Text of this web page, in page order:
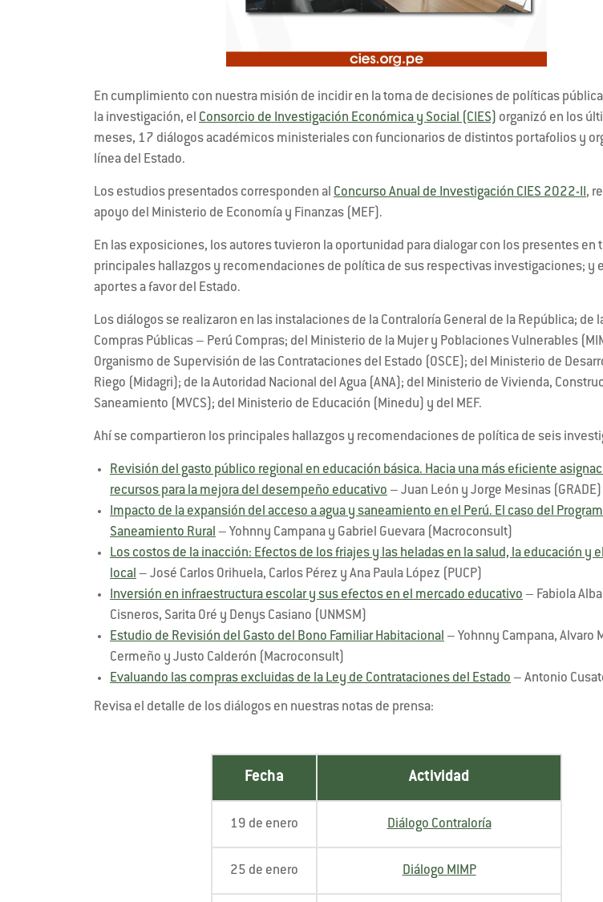
En cumplimiento con nuestra misión de incidir en la toma de decisiones de políticas
la investigación, el Consorcio de Investigación Económica y Social (CIES)
organizó en los
meses, 17 diálogos académicos ministeriales con funcionarios de distintos portafolios y
línea del Estado.
Los estudios presentados corresponden al Concurso Anual de Investigación CIES 2022-II ,
apoyo del Ministerio de Economía y Finanzas (MEF).
En las exposiciones, los autores tuvieron la oportunidad para dialogar con los presentes en
principales hallazgos y recomendaciones de política de sus respectivas investigaciones; y
aportes a favor del Estado.
Los diálogos se realizaron en las instalaciones de la Contraloría General de la República; de
Compras Públicas – Perú Compras; del Ministerio de la Mujer y Poblaciones Vulnerables
Organismo de Supervisión de las Contrataciones del Estado (OSCE); del Ministerio de
Riego (Midagri); de la Autoridad Nacional del Agua (ANA); del Ministerio de Vivienda,
Saneamiento (MVCS); del Ministerio de Educación (Minedu) y del MEF.
Ahí se compartieron los principales hallazgos y recomendaciones de política de seis
Revisión del gasto público regional en educación básica. Hacia una más eficiente
recursos para la mejora del desempeño educativo – Juan León y Jorge Mesinas (GRADE)
Impacto de la expansión del acceso a agua y saneamiento en el Perú. El caso del
Saneamiento Rural – Yohnny Campana y Gabriel Guevara (Macroconsult)
Los costos de la inacción: Efectos de los friajes y las heladas en la salud, la educación y
local – José Carlos Orihuela, Carlos Pérez y Ana Paula López (PUCP)
Inversión en infraestructura escolar y sus efectos en el mercado educativo – Fabiola
Cisneros, Sarita Oré y Denys Casiano (UNMSM)
Estudio de Revisión del Gasto del Bono Familiar Habitacional – Yohnny Campana, Alvaro
Cermeño y Justo Calderón (Macroconsult)
Evaluando las compras excluidas de la Ley de Contrataciones del Estado – Antonio
Revisa el detalle de los diálogos en nuestras notas de prensa:
Fecha Actividad
19 de enero Diálogo Contraloría
25 de enero Diálogo MIMP